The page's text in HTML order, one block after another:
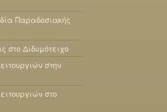
Παραδοσιακής
στο Διδυμότειχο
στην
στο